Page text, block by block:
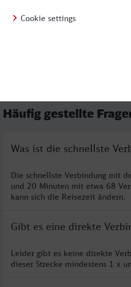
08-02 05:30
Häufig gestellte
Was ist die schnellste
Die schnellste Verbindung mit
und 20 Minuten mit etwa 68
kann sich die Reisezeit ändern.
Gibt es eine direkte
Leider gibt es keine direkte
dieser Strecke mindestens 1 x